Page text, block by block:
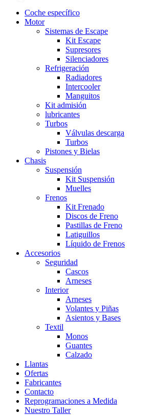
Coche específico
Motor
Sistemas de Escape
Kit Escape
Supresores
Silenciadores
Refrigeración
Radiadores
Intercooler
Manguitos
Kit admisión
lubricantes
Turbos
Válvulas descarga
Turbos
Pistones y Bielas
Chasis
Suspensión
Kit Suspensión
Muelles
Frenos
Kit Frenado
Discos de Freno
Pastillas de Freno
Latiguillos
Líquido de Frenos
Accesorios
Seguridad
Cascos
Arneses
Interior
Arneses
Volantes y Piñas
Asientos y Bases
Textil
Monos
Guantes
Calzado
Llantas
Ofertas
Fabricantes
Contacto
Reprogramaciones a Medida
Nuestro Taller